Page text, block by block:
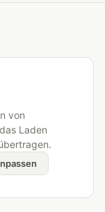
von
Laden